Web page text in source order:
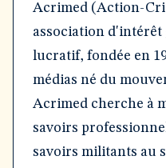
Acrimed (Action-
association d'intérêt
lucratif, fondée en
médias né du
Acrimed cherche à
savoirs
savoirs militants au